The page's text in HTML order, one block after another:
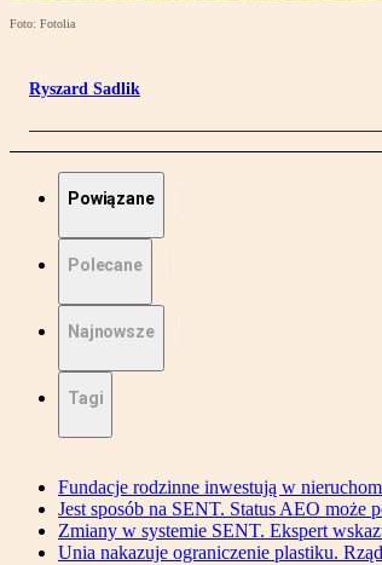
Foto: Fotolia
Ryszard Sadlik
Powiązane
Polecane
Najnowsze
Tagi
Fundacje rodzinne inwestują w
Jest sposób na SENT. Status AEO może
Zmiany w systemie SENT. Ekspert
Unia nakazuje ograniczenie plastiku.